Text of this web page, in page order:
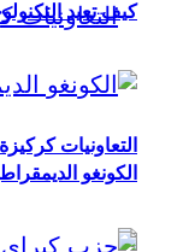
التعاونيات
كيف تعيد
الكونغو